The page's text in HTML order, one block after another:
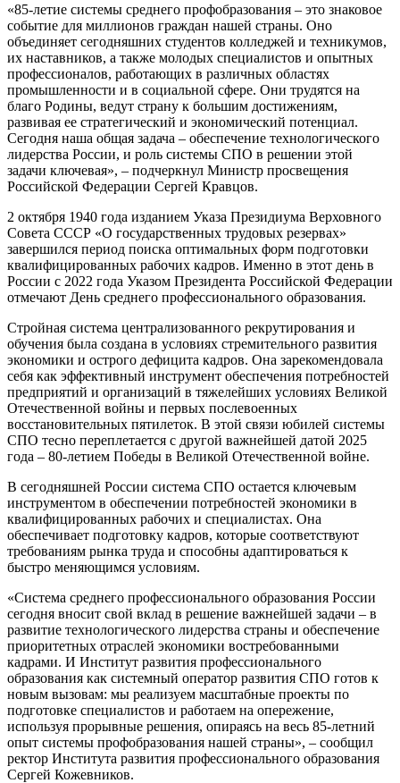
«85-летие системы среднего профобразования – это знаковое
событие для миллионов граждан нашей страны. Оно
объединяет сегодняшних студентов колледжей и техникумов,
их наставников, а также молодых специалистов и опытных
профессионалов, работающих в различных областях
промышленности и в социальной сфере. Они трудятся на
благо Родины, ведут страну к большим достижениям,
развивая ее стратегический и экономический потенциал.
Сегодня наша общая задача – обеспечение технологического
лидерства России, и роль системы СПО в решении этой
задачи ключевая», – подчеркнул Министр просвещения
Российской Федерации Сергей Кравцов.
2 октября 1940 года изданием Указа Президиума Верховного
Совета СССР «О государственных трудовых резервах»
завершился период поиска оптимальных форм подготовки
квалифицированных рабочих кадров. Именно в этот день в
России с 2022 года Указом Президента Российской Федерации
отмечают День среднего профессионального образования.
Стройная система централизованного рекрутирования и
обучения была создана в условиях стремительного развития
экономики и острого дефицита кадров. Она зарекомендовала
себя как эффективный инструмент обеспечения потребностей
предприятий и организаций в тяжелейших условиях Великой
Отечественной войны и первых послевоенных
восстановительных пятилеток. В этой связи юбилей системы
СПО тесно переплетается с другой важнейшей датой 2025
года – 80-летием Победы в Великой Отечественной войне.
В сегодняшней России система СПО остается ключевым
инструментом в обеспечении потребностей экономики в
квалифицированных рабочих и специалистах. Она
обеспечивает подготовку кадров, которые соответствуют
требованиям рынка труда и способны адаптироваться к
быстро меняющимся условиям.
«Система среднего профессионального образования России
сегодня вносит свой вклад в решение важнейшей задачи – в
развитие технологического лидерства страны и обеспечение
приоритетных отраслей экономики востребованными
кадрами. И Институт развития профессионального
образования как системный оператор развития СПО готов к
новым вызовам: мы реализуем масштабные проекты по
подготовке специалистов и работаем на опережение,
используя прорывные решения, опираясь на весь 85-летний
опыт системы профобразования нашей страны», – сообщил
ректор Института развития профессионального образования
Сергей Кожевников.